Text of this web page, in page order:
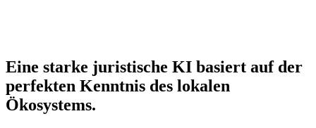
Eine starke juristische KI basiert auf der
perfekten Kenntnis des lokalen
Ökosystems.